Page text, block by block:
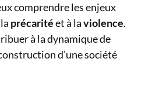
comprendre les enjeux
précaritéet à laviolence.
à la dynamique de
d’une société